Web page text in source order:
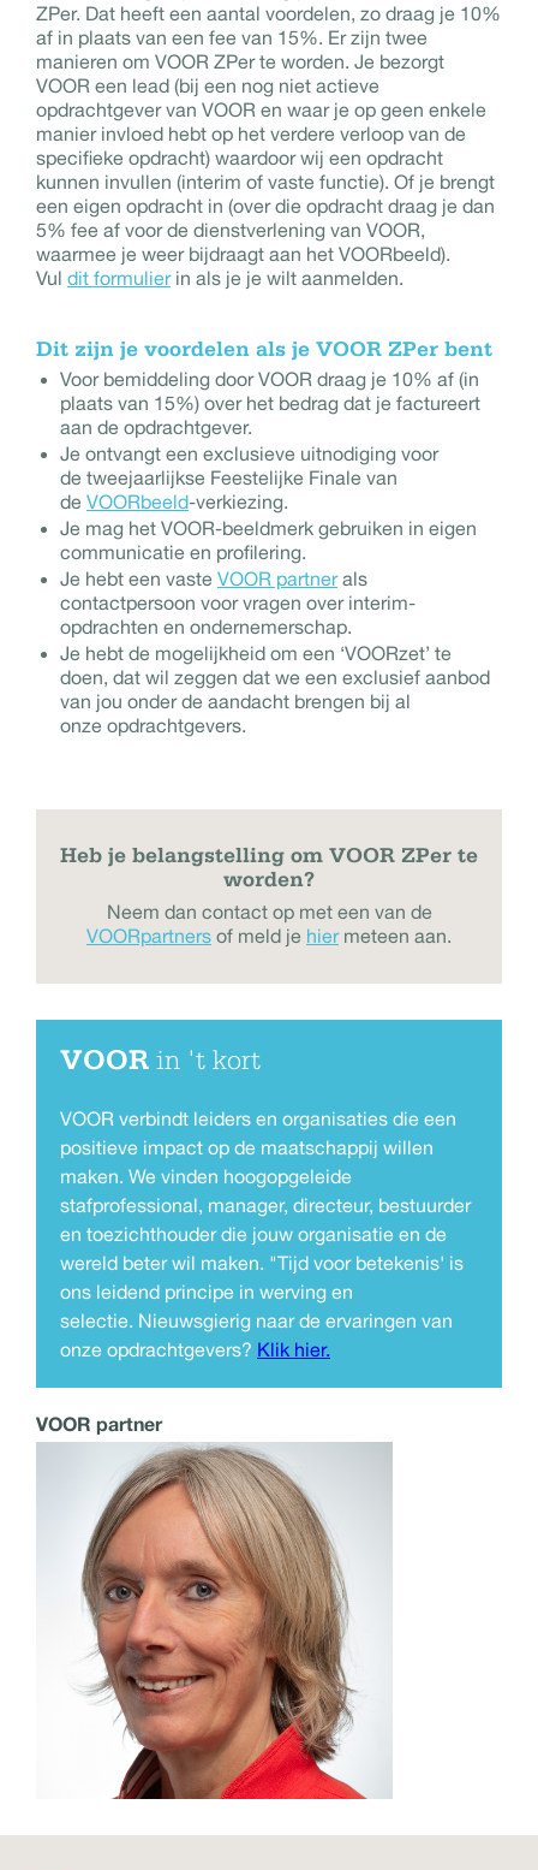
ZPer. Dat heeft een aantal voordelen, zo draag je 10%
af in plaats van een fee van 15%. Er zijn twee
manieren om VOOR ZPer te worden. Je bezorgt
VOOR een lead (bij een nog niet actieve
opdrachtgever van VOOR en waar je op geen enkele
manier invloed hebt op het verdere verloop van de
specifieke opdracht) waardoor wij een opdracht
kunnen invullen (interim of vaste functie). Of je brengt
een eigen opdracht in (over die opdracht draag je dan
5% fee af voor de dienstverlening van VOOR,
waarmee je weer bijdraagt aan het VOORbeeld).
Vul dit formulierin als je je wilt aanmelden.
Dit zijn je voordelen als je VOOR ZPer bent
Voor bemiddeling door VOOR draag je 10% af (in
plaats van 15%) over het bedrag dat je factureert
aan de opdrachtgever.
Je ontvangt een exclusieve uitnodiging voor
de tweejaarlijkse Feestelijke Finale van
de VOORbeeld-verkiezing.
Je mag het VOOR-beeldmerk gebruiken in eigen
communicatie en profilering.
Je hebt een vaste VOOR partnerals
contactpersoon voor vragen over interim-
opdrachten en ondernemerschap.
Je hebt de mogelijkheid om een ‘VOORzet’ te
doen, dat wil zeggen dat we een exclusief aanbod
van jou onder de aandacht brengen bij al
onze opdrachtgevers.
Heb je belangstelling om VOOR ZPer te
worden?
Neem dan contact op met een van de
VOORpartners of meld je hiermeteen aan.
VOOR in 't kort
VOOR verbindt leiders en organisaties die een
positieve impact op de maatschappij willen
maken. We vinden hoogopgeleide
stafprofessional, manager, directeur, bestuurder
en toezichthouder die jouw organisatie en de
wereld beter wil maken. "Tijd voor betekenis' is
ons leidend principe in werving en
selectie. Nieuwsgierig naar de ervaringen van
onze opdrachtgevers? Klik hier.
VOOR partner
Merel Leisink
06 - 40 80 14 90
merel@voor.nl
ben voorBeweging ontstaat niet
vanzelf. Het vraagt om verb...
Lees meer